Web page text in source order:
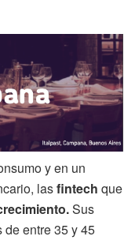
y en un
lasfintech que
Sus
entre 35 y 45